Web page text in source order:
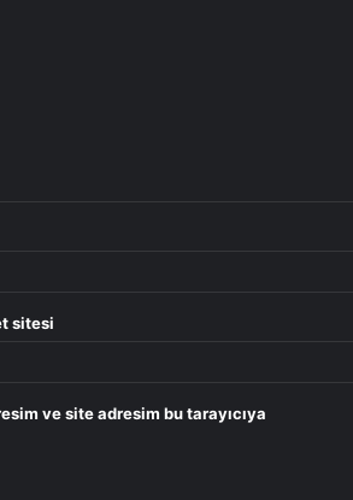
sitesi
ve site adresim bu tarayıcıya